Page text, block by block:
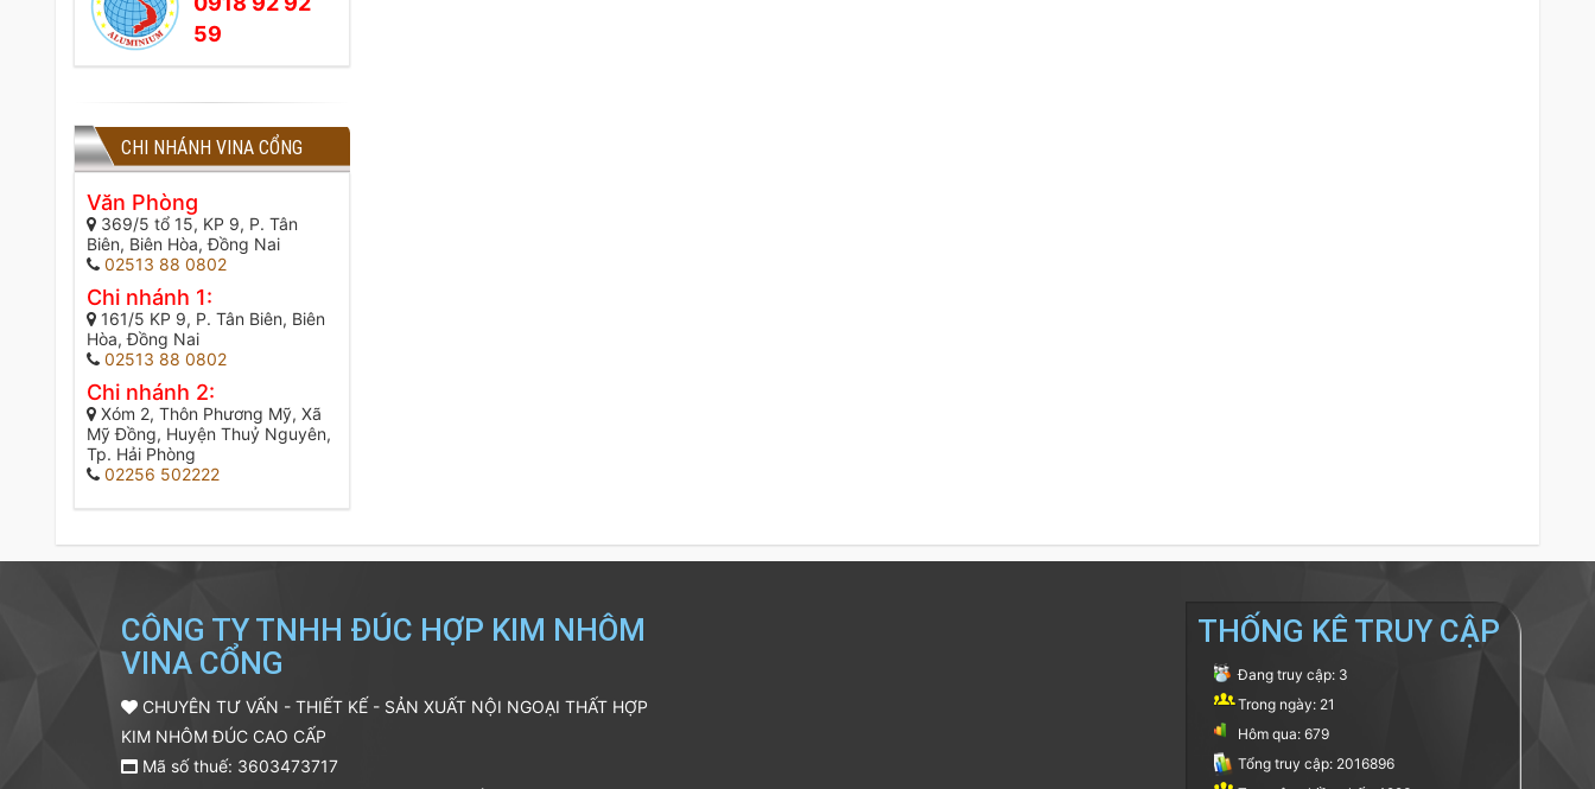
59
CHI NHÁNH VINA CỔNG
Văn Phòng
369/5 tổ 15, KP 9, P. Tân
Biên, Biên Hòa, Đồng Nai
02513 88 0802
Chi nhánh 1:
161/5 KP 9, P. Tân Biên, Biên
Hòa, Đồng Nai
02513 88 0802
Chi nhánh 2:
Xóm 2, Thôn Phương Mỹ, Xã
Mỹ Đồng, Huyện Thuỷ Nguyên,
Tp. Hải Phòng
02256 502222
CÔNG TY TNHH ĐÚC HỢP KIM NHÔM
VINA CỔNG
CHUYÊN TƯ VẤN - THIẾT KẾ - SẢN XUẤT NỘI NGOẠI THẤT HỢP
KIM NHÔM ĐÚC CAO CẤP
Mã số thuế: 3603473717
THỐNG KÊ TRUY CẬP
Đang truy cập: 3
Trong ngày: 21
Hôm qua: 679
Tổng truy cập: 2016896